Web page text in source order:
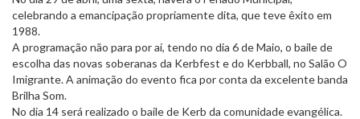
celebrando a emancipação propriamente dita, que teve êxito em
1988.
A programação não para por aí, tendo no dia 6 de Maio, o baile de
escolha das novas soberanas da Kerbfest e do Kerbball, no Salão O
Imigrante. A animação do evento fica por conta da excelente banda
Brilha Som.
No dia 14 será realizado o baile de Kerb da comunidade evangélica.